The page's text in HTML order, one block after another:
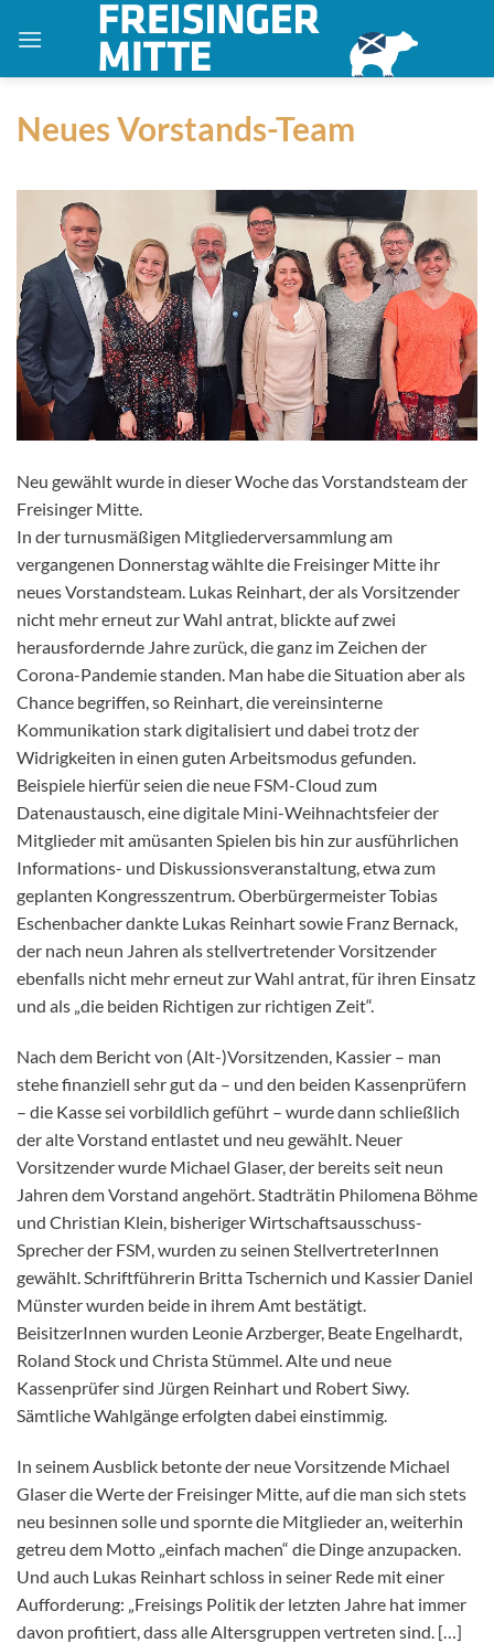
Inhalt
Neues Vorstands-Team
Neu gewählt wurde in dieser Woche das Vorstandsteam der
Freisinger Mitte.
In der turnusmäßigen Mitgliederversammlung am
vergangenen Donnerstag wählte die Freisinger Mitte ihr
neues Vorstandsteam. Lukas Reinhart, der als Vorsitzender
nicht mehr erneut zur Wahl antrat, blickte auf zwei
herausfordernde Jahre zurück, die ganz im Zeichen der
Corona-Pandemie standen. Man habe die Situation aber als
Chance begriffen, so Reinhart, die vereinsinterne
Kommunikation stark digitalisiert und dabei trotz der
Widrigkeiten in einen guten Arbeitsmodus gefunden.
Beispiele hierfür seien die neue FSM-Cloud zum
Datenaustausch, eine digitale Mini-Weihnachtsfeier der
Mitglieder mit amüsanten Spielen bis hin zur ausführlichen
Informations- und Diskussionsveranstaltung, etwa zum
geplanten Kongresszentrum. Oberbürgermeister Tobias
Eschenbacher dankte Lukas Reinhart sowie Franz Bernack,
der nach neun Jahren als stellvertretender Vorsitzender
ebenfalls nicht mehr erneut zur Wahl antrat, für ihren Einsatz
und als „die beiden Richtigen zur richtigen Zeit“.
Nach dem Bericht von (Alt-)Vorsitzenden, Kassier – man
stehe finanziell sehr gut da – und den beiden Kassenprüfern
– die Kasse sei vorbildlich geführt – wurde dann schließlich
der alte Vorstand entlastet und neu gewählt. Neuer
Vorsitzender wurde Michael Glaser, der bereits seit neun
Jahren dem Vorstand angehört. Stadträtin Philomena Böhme
und Christian Klein, bisheriger Wirtschaftsausschuss-
Sprecher der FSM, wurden zu seinen StellvertreterInnen
gewählt. Schriftführerin Britta Tschernich und Kassier Daniel
Münster wurden beide in ihrem Amt bestätigt.
BeisitzerInnen wurden Leonie Arzberger, Beate Engelhardt,
Roland Stock und Christa Stümmel. Alte und neue
Kassenprüfer sind Jürgen Reinhart und Robert Siwy.
Sämtliche Wahlgänge erfolgten dabei einstimmig.
In seinem Ausblick betonte der neue Vorsitzende Michael
Glaser die Werte der Freisinger Mitte, auf die man sich stets
neu besinnen solle und spornte die Mitglieder an, weiterhin
getreu dem Motto „einfach machen“ die Dinge anzupacken.
Und auch Lukas Reinhart schloss in seiner Rede mit einer
Aufforderung: „Freisings Politik der letzten Jahre hat immer
davon profitiert, dass alle Altersgruppen vertreten sind. […]